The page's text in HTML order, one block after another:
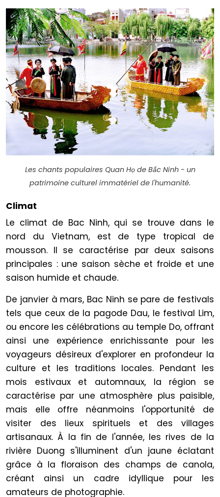
Les chants populaires Quan Họ de Bắc Ninh - un
patrimoine culturel immatériel de l'humanité.
Climat
Le climat de Bac Ninh, qui se trouve dans le
nord du Vietnam, est de type tropical de
mousson. Il se caractérise par deux saisons
principales : une saison sèche et froide et une
saison humide et chaude.
De janvier à mars, Bac Ninh se pare de festivals
tels que ceux de la pagode Dau, le festival Lim,
ou encore les célébrations au temple Do, offrant
ainsi une expérience enrichissante pour les
voyageurs désireux d'explorer en profondeur la
culture et les traditions locales. Pendant les
mois estivaux et automnaux, la région se
caractérise par une atmosphère plus paisible,
mais elle offre néanmoins l'opportunité de
visiter des lieux spirituels et des villages
artisanaux. À la fin de l'année, les rives de la
rivière Duong s'illuminent d'un jaune éclatant
grâce à la floraison des champs de canola,
créant ainsi un cadre idyllique pour les
amateurs de photographie.